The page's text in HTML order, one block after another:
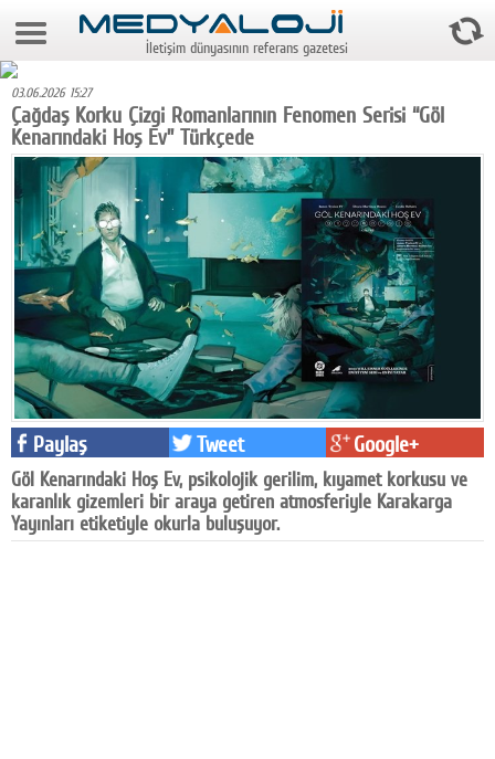
7 Ağustos 2026 3:17:21
Foto Galeri
Video Galeri
Gazeteler
Medya
Reyting-tiraj
Teknoloji
Televizyon
Dünya
Pr
Facebook
İletişim dünyasının referans gazetesi
03.06.2026 15:27
Çağdaş Korku Çizgi Romanlarının Fenomen Serisi “Göl
Kenarındaki Hoş Ev” Türkçede
Paylaş Tweet Google+
Göl Kenarındaki Hoş Ev, psikolojik gerilim, kıyamet korkusu ve
karanlık gizemleri bir araya getiren atmosferiyle Karakarga
Yayınları etiketiyle okurla buluşuyor.